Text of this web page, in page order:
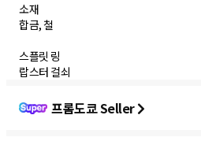
소재
합금, 철
스플릿 링
랍스터 걸쇠
프롬도쿄 Seller